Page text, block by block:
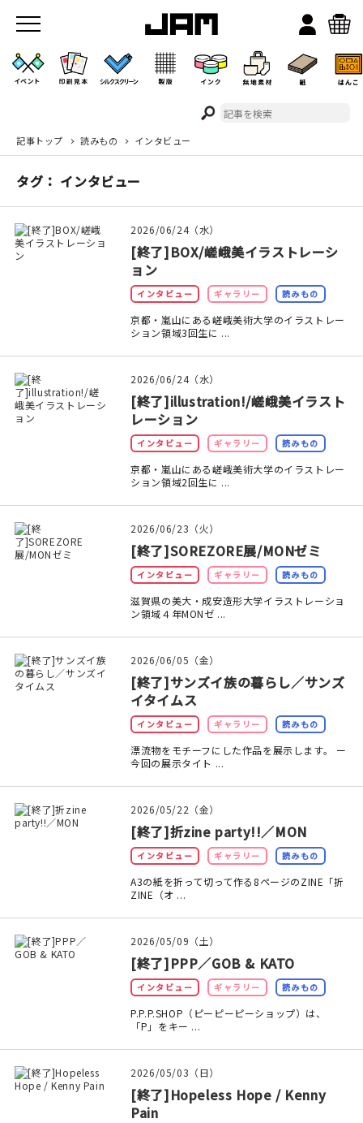
JAMのこと
お店/ワークスペース
印刷見本
シルクスクリーン
本
文房具
はんこ
JAMグッズ
ギャラリー
マイアカウント
記事トップ 読みもの インタビュー
タグ： インタビュー
2026/06/24（水）
[終了]BOX/嵯峨美イラストレーシ
ョン
インタビュー ギャラリー 読みもの
京都・嵐山にある嵯峨美術大学のイラストレー
ション領域3回生に ...
2026/06/24（水）
[終了]illustration!/嵯峨美イラスト
レーション
インタビュー ギャラリー 読みもの
京都・嵐山にある嵯峨美術大学のイラストレー
ション領域2回生に ...
2026/06/23（火）
[終了]SOREZORE展/MONゼミ
インタビュー ギャラリー 読みもの
滋賀県の美大・成安造形大学イラストレーショ
ン領域４年MONゼ ...
2026/06/05（金）
[終了]サンズイ族の暮らし／サンズ
イタイムス
インタビュー ギャラリー 読みもの
漂流物をモチーフにした作品を展示します。 ー
今回の展示タイト ...
2026/05/22（金）
[終了]折zine party!!／MON
インタビュー ギャラリー 読みもの
A3の紙を折って切って作る8ページのZINE「折
ZINE（オ ...
2026/05/09（土）
[終了]PPP／GOB & KATO
インタビュー ギャラリー 読みもの
P.P.P.SHOP（ピーピーピーショップ）は、
「P」をキー ...
2026/05/03（日）
[終了]Hopeless Hope / Kenny
Pain